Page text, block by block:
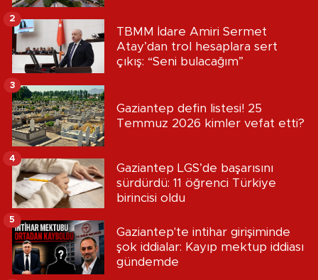
TBMM İdare Amiri Sermet
Atay’dan trol hesaplara sert
çıkış: “Seni bulacağım”
2
Gaziantep defin listesi! 25
Temmuz 2026 kimler vefat etti?
3
Gaziantep LGS’de başarısını
sürdürdü: 11 öğrenci Türkiye
birincisi oldu
4
Gaziantep'te intihar girişiminde
şok iddialar: Kayıp mektup iddiası
gündemde
5